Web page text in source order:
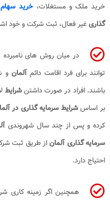
خرید ملک و مستغلات،خرید
گذاریغیر فعال، ثبت شرکت و خود
در میان روش های
توانند برای فرد اقامت دائمآلمان و
باشند. افراد در صورت داشتنشرایط
بر اساسشرایط سرمایه گذاری در
کرده و پس از چند سال شهروندی
سرمایه گذاری آلماناز طریق ثبت
احتیاج دارد.
همچنین اگر زمینه کاری